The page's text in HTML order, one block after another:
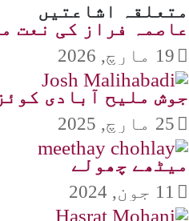
متعلقہ اشاعتیں
عاصمہ فراز کی نعت
19 مارچ, 2026
جوش ملیح آبادی کوئز
25 مارچ, 2025
میٹھے چھولے
11 جون, 2024